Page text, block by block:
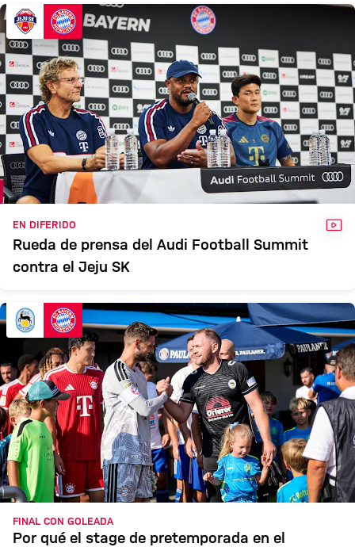
EN DIFERIDO
Rueda de prensa del Audi Football Summit
contra el Jeju SK
FINAL CON GOLEADA
Por qué el stage de pretemporada en el